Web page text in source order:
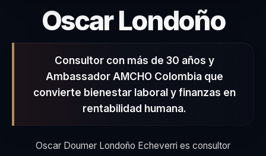
Oscar Londoño–
Consultor con más de 30 años y
Ambassador AMCHO Colombia que
convierte bienestar laboral y finanzas en
rentabilidad humana.
Oscar Doumer Londoño Echeverri es consultor